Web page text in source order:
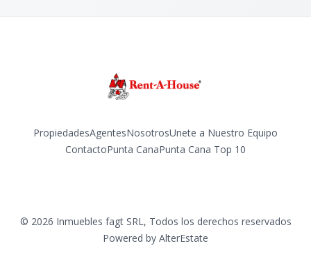
PropiedadesAgentesNosotrosUnete a Nuestro Equipo
ContactoPunta CanaPunta Cana Top 10
© 2026 Inmuebles fagt SRL, Todos los derechos reservados
Powered by AlterEstate